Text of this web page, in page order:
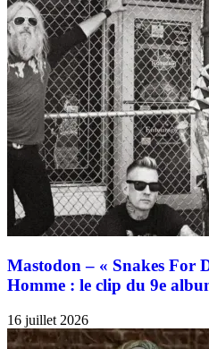
Mastodon – « Snakes For
Homme : le clip du 9e
16 juillet 2026